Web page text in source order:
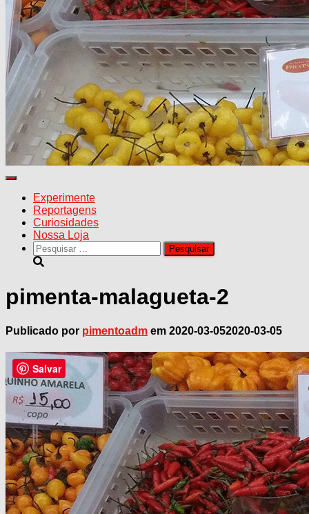
Alternar
navegaçãoExperimente
Reportagens
Curiosidades
Nossa Loja
Pesquisar
por:
pimenta-malagueta-2
Publicado por pimentoadm em 2020-03-052020-03-05
Salvar